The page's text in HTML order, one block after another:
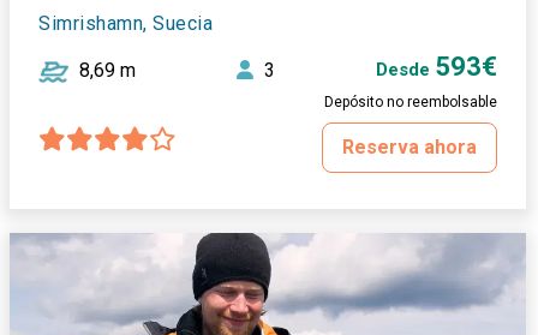
Simrishamn, Suecia
8,69 m 3 Desde 593€
Depósito no reembolsable
Reserva ahora